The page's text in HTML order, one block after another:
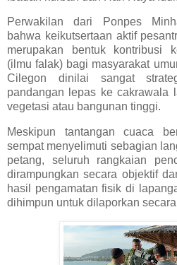
Perwakilan dari Ponpes
bahwa keikutsertaan aktif
merupakan bentuk kontribusi
(ilmu falak) bagi masyarakat
Cilegon dinilai sangat
pandangan lepas ke cakrawala
vegetasi atau bangunan tinggi.
Meskipun tantangan cuaca
sempat menyelimuti sebagian
petang, seluruh rangkaian
dirampungkan secara objektif
hasil pengamatan fisik di
dihimpun untuk dilaporkan